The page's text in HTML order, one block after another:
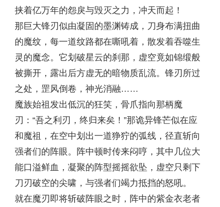
挟着亿万年的怨戾与毁灭之力，冲天而起！
那巨大锋刃似由凝固的墨渊铸成，刀身布满扭曲
的魔纹，每一道纹路都在嘶吼着，散发着吞噬生
灵的魔念。它划破星云的刹那，虚空竟如锦缎般
被撕开，露出后方虚无的暗物质乱流。锋刃所过
之处，罡风倒卷，神光消融……
魔族始祖发出低沉的狂笑，骨爪指向那柄魔
刃：“吾之利刃，终归来矣！”那诡异锋芒似在应
和魔祖，在空中划出一道狰狞的弧线，径直斩向
强者们的阵眼。阵中顿时传来闷哼，其中几位大
能口溢鲜血，凝聚的阵型摇摇欲坠，虚空只剩下
刀刃破空的尖啸，与强者们竭力抵挡的怒吼。
就在魔刃即将斩破阵眼之时，阵中的紫金衣老者